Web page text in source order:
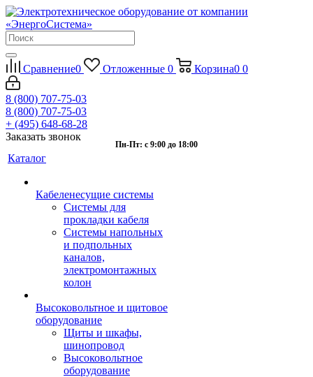
Сравнение0 Отложенные 0 Корзина0 0
8 (800) 707-75-03
8 (800) 707-75-03
+ (495) 648-68-28
Заказать звонок
Пн-Пт: с 9:00 до 18:00
Каталог
Кабеленесущие системы
Системы для
прокладки кабеля
Системы напольных
и подпольных
каналов,
электромонтажных
колон
Высоковольтное и щитовое
оборудование
Щиты и шкафы,
шинопровод
Высоковольтное
оборудование